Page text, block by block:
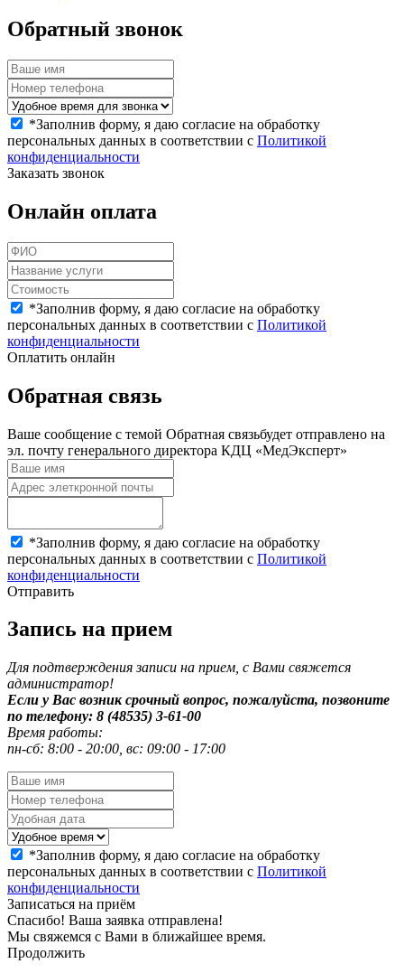
Обратный звонок
*Заполнив форму, я даю согласие на обработку
персональных данных в соответствии с Политикой
конфиденциальности
Заказать звонок
Онлайн оплата
*Заполнив форму, я даю согласие на обработку
персональных данных в соответствии с Политикой
конфиденциальности
Оплатить онлайн
Обратная связь
Ваше сообщение с темой Обратная связьбудет отправлено на
эл. почту генерального директора КДЦ «МедЭксперт»
*Заполнив форму, я даю согласие на обработку
персональных данных в соответствии с Политикой
конфиденциальности
Отправить
Запись на прием
Для подтверждения записи на прием, с Вами свяжется
администратор!
Если у Вас возник срочный вопрос, пожалуйста, позвоните
по телефону: 8 (48535) 3-61-00
Время работы:
пн-сб: 8:00 - 20:00, вс: 09:00 - 17:00
*Заполнив форму, я даю согласие на обработку
персональных данных в соответствии с Политикой
конфиденциальности
Записаться на приём
Спасибо! Ваша заявка отправлена!
Мы свяжемся с Вами в ближайшее время.
Продолжить